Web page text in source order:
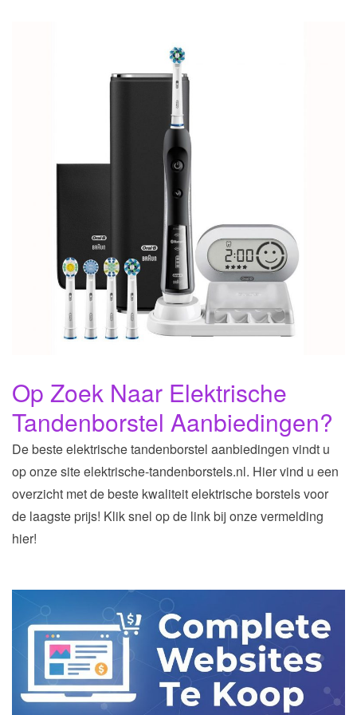
Op Zoek Naar Elektrische
Tandenborstel Aanbiedingen?
De beste elektrische tandenborstel aanbiedingen vindt u
op onze site elektrische-tandenborstels.nl. Hier vind u een
overzicht met de beste kwaliteit elektrische borstels voor
de laagste prijs! Klik snel op de link bij onze vermelding
hier!